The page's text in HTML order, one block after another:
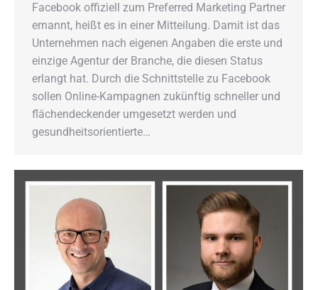
Facebook offiziell zum Preferred Marketing Partner
ernannt, heißt es in einer Mitteilung. Damit ist das
Unternehmen nach eigenen Angaben die erste und
einzige Agentur der Branche, die diesen Status
erlangt hat. Durch die Schnittstelle zu Facebook
sollen Online-Kampagnen zukünftig schneller und
flächendeckender umgesetzt werden und
gesundheitsorientierte…